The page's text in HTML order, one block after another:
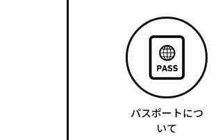
パスポートにつ
いて